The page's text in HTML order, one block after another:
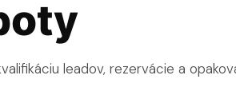
leadov, rezervácie a